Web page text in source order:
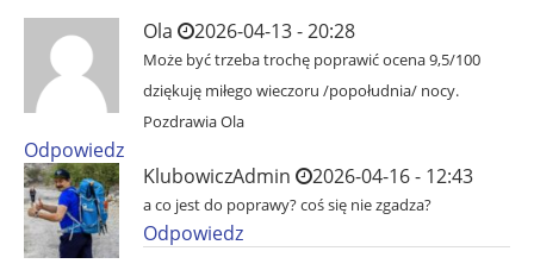
Ola 2026-04-13 - 20:28
Może być trzeba trochę poprawić ocena 9,5/100
dziękuję miłego wieczoru /popołudnia/ nocy.
Pozdrawia Ola
Odpowiedz
KlubowiczAdmin
2026-04-16 - 12:43
a co jest do poprawy? coś się nie zgadza?
Odpowiedz